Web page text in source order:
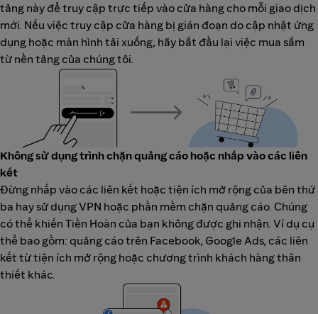
tảng này để truy cập trực tiếp vào cửa hàng cho mỗi giao dịch
mới. Nếu việc truy cập cửa hàng bị gián đoạn do cập nhật ứng
dụng hoặc màn hình tải xuống, hãy bắt đầu lại việc mua sắm
từ nền tảng của chúng tôi.
Không sử dụng trình chặn quảng cáo hoặc nhấp vào các liên
kết
Đừng nhấp vào các liên kết hoặc tiện ích mở rộng của bên thứ
ba hay sử dụng VPN hoặc phần mềm chặn quảng cáo. Chúng
có thể khiến Tiền Hoàn của bạn không được ghi nhận. Ví dụ cụ
thể bao gồm: quảng cáo trên Facebook, Google Ads, các liên
kết từ tiện ích mở rộng hoặc chương trình khách hàng thân
thiết khác.